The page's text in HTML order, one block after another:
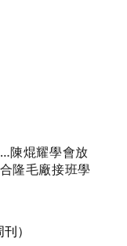
陳焜耀學會放
隆毛廠接班學